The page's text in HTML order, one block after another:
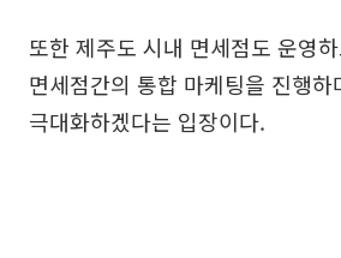
또한 제주도 시내 면세점도 운영
면세점간의 통합 마케팅을 진행
극대화하겠다는 입장이다.